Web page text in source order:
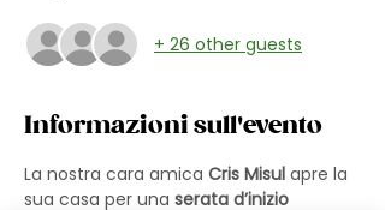
+ 26 other guests
Informazioni sull'evento
La nostra cara amica Cris Misul apre la
sua casa per una serata d’inizio